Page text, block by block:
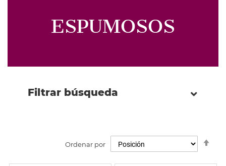
ESPUMOSOS
Ordenar por
Filtrar búsqueda